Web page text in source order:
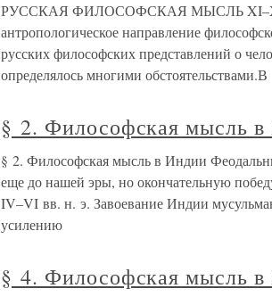
РУССКАЯ ФИЛОСОФСКАЯ МЫСЛЬ
антропологическое направление
русских философских представлений о
определялось многими обстоятельствами.В
§ 2. Философская мысль
§ 2. Философская мысль в Индии
еще до нашей эры, но окончательную
IV–VI вв. н. э. Завоевание Индии
усилению
§ 4. Философская мысль в